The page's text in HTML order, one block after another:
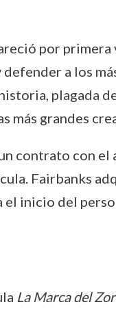
por primera
a los
plagada
más grandes
contrato con
Fairbanks
inicio del
La Marca del